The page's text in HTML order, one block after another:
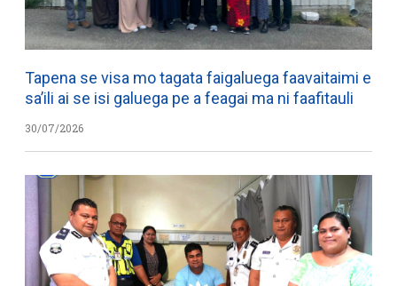
Tapena se visa mo tagata faigaluega faavaitaimi e
sa’ili ai se isi galuega pe a feagai ma ni faafitauli
30/07/2026